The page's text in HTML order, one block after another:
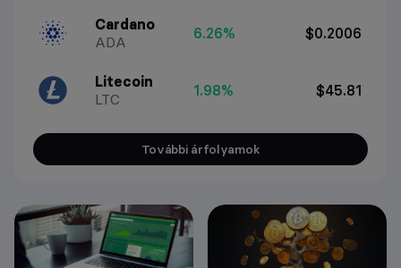
Cardano
ADA
6.26% $0.2006
Litecoin
LTC
1.98% $45.81
További árfolyamok